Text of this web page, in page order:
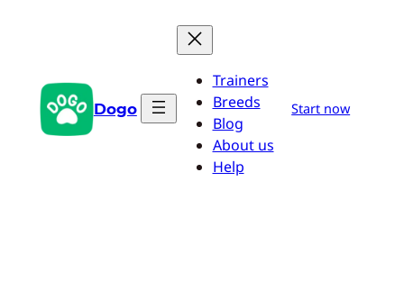
conteúdo Dogo
Trainers
Breeds
Blog
About us
Help
Start now